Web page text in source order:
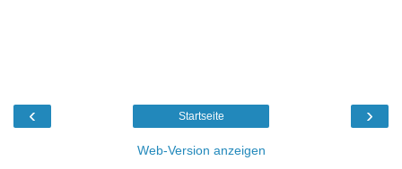
‹ ›
Startseite
Web-Version anzeigen